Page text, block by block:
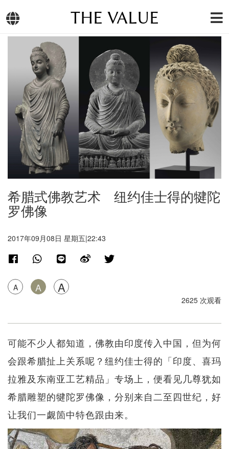
THE VALUE
希腊式佛教艺术 纽约佳士得的犍陀
罗佛像
2017年09月08日 星期五|22:43
A A A
2625 次观看
可能不少人都知道，佛教由印度传入中国，但为何
会跟希腊扯上关系呢？纽约佳士得的「印度、喜玛
拉雅及东南亚工艺精品」专场上，便看见几尊犹如
希腊雕塑的犍陀罗佛像，分别来自二至四世纪，好
让我们一觑箇中特色跟由来。